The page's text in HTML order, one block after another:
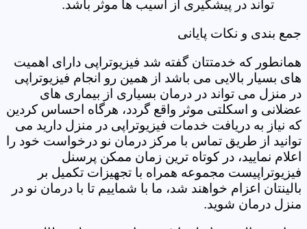
تواند در پیشگیری از آسیب ها موثر باشد.
جمع بندی و نکات پایانی
همانطور که خدمتتان گفته شد فیزیوتراپی دارای اهمیت
های بسیار بالایی می باشد از همین رو انجام فیزیوتراپی
در منزل می تواند در درمان بسیاری از بیماری های
عضلانی و اسکلتی موثر واقع گردد، هرگاه احساس کردین
که نیاز به دریافت خدمات فیزیوتراپی در منزل دارید می
توانید از طریق تماس با مرکز درمان نو درخواست خود را
اعلام نمایید، در کوتاه ترین زمان ممکن پرسنل
فیزیوتراپیست مجموعه همراه با تجهیزات تکمیل بر
بالینتان اعزام خواهند شد، ما با شماییم تا با درمان نو در
منزل درمان شوید.